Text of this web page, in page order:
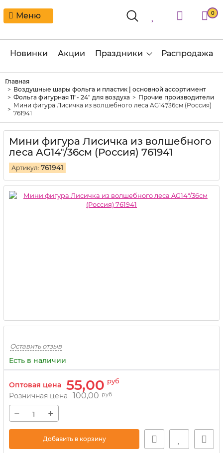
Меню 0
Новинки Акции Праздники Распродажа
Главная
Воздушные шары фольга и пластик | основной ассортимент
Фольга фигурная 11"- 24" для воздуха
Прочие производители
Мини фигура Лисичка из волшебного леса AG14"/36см (Россия)
761941
Мини фигура Лисичка из волшебного
леса AG14"/36см (Россия) 761941
Артикул: 761941
Оставить отзыв
Есть в наличии
Оптовая цена 55,00 руб
Розничная цена 100,00 руб
− +
Добавить в корзину